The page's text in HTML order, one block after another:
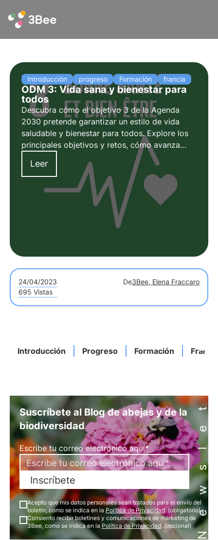
Introducción progreso Formación francia
ODM 3: Vida sana y bienestar para
todos
Descubra cómo el objetivo 3 de la Agenda
2030 pretende garantizar un estilo de vida
saludable y bienestar para todos. Explore los
principales objetivos y retos, cómo avanza
Francia hacia su consecución y cómo pueden
contribuir las empresas a este objetivo.
Leer
24/04/2023 De3Bee, Elena Fraccaro
695 Vistas
Introducción Progreso Formación Francia
Newsletter
Suscríbete al Blog de abejas y de la
biodiversidad
Escribe tu correo electrónico aquí*
Inscríbete
Acepto que mis datos personales sean tratados para el envío del
boletín, como se indica en la Política de Privacidad. (obligatorio)
Consiento recibir boletines y comunicaciones de marketing de
3Bee, como se indica en la Política de Privacidad. (opcional)